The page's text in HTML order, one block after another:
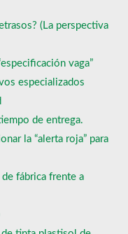
(La perspectiva
vaga”
especializados
de entrega.
la “alerta roja” para
fábrica frente a